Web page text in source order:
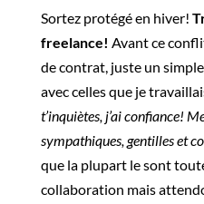
Sortez protégé en hiver!
freelance! Avant ce
de contrat, juste un simple
avec celles que je
t’inquiètes, j’ai confiance!
sympathiques, gentilles et
que la plupart le sont
collaboration mais